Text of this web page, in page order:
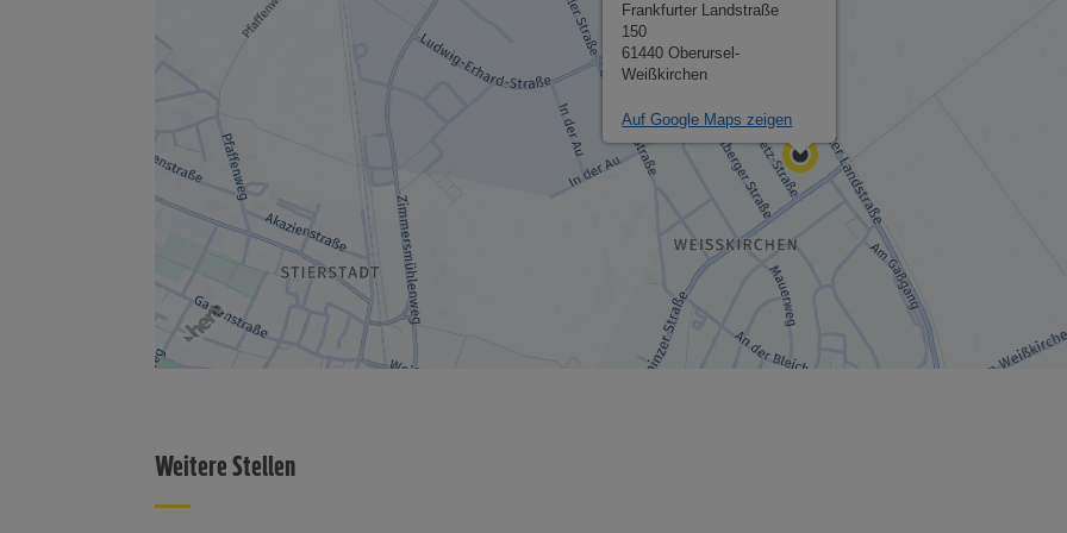
Frankfurter Landstraße
150
61440 Oberursel-
Weißkirchen
Auf Google Maps zeigen
Weitere Stellen